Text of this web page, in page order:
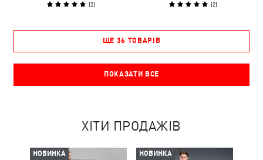
(2) (2)
ЩЕ 36 ТОВАРІВ
ПОКАЗАТИ ВСЕ
ХІТИ ПРОДАЖІВ
НОВИНКА НОВИНКА